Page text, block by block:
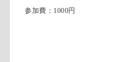
参加費：1000円